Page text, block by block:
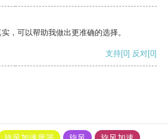
，可以帮助我做出更准确的选择。
支持[0] 反对[0]